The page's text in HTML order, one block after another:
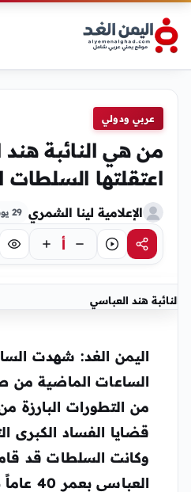
عربي ودولي
من هي النائبة هند
اعتقلتها السلطات
الإعلامية لينا الشمري 29 يونيو، 2026
مشاركةاستماع أ تركيز
النائبة هند العباسي
اليمن الغد: شهدت
الساعات الماضية من
من التطورات البارزة
قضايا الفساد الكبرى
وكانت السلطات قد
العباسي بعمر 40 عاماً بتهمة الفساد.